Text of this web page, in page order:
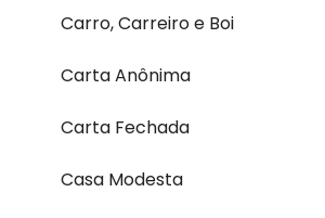
Carro, Carreiro e Boi
Carta Anônima
Carta Fechada
Casa Modesta